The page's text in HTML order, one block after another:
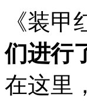
《装
们进行
在这里